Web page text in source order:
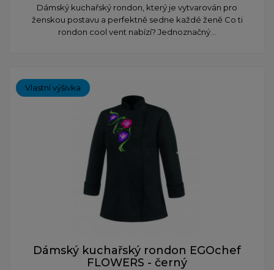
Dámský kuchařský rondon, který je vytvarován pro
ženskou postavu a perfektně sedne každé ženě Co ti
rondon cool vent nabízí? Jednoznačný...
Vlastní výšivka
Dámský kuchařský rondon EGOchef
FLOWERS - černý